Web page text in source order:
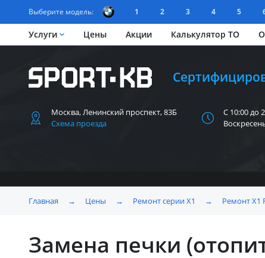
Выберите модель: 1 2 3 4 5
Услуги Цены Акции Калькулятор ТО
Москва, Ленинский проспект, 83Б
Схема проезда
С 10:00 до
Главная → Цены → Ремонт серии X1 → Ремонт X1
Замена печки